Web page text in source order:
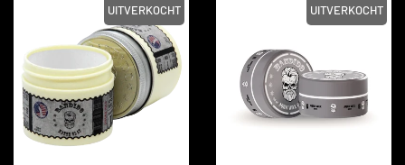
UITVERKOCHT UITVERKOCHT